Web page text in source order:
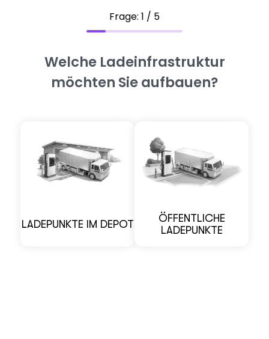
Frage: 1 / 5
Welche Ladeinfrastruktur
möchten Sie aufbauen?
LADEPUNKTE IM DEPOT
ÖFFENTLICHE
LADEPUNKTE